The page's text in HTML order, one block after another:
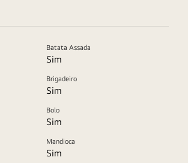
Batata Assada
Sim
Brigadeiro
Sim
Bolo
Sim
Mandioca
Sim